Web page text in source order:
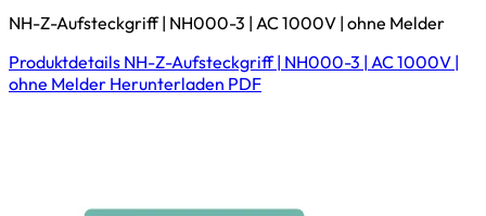
NH-Z-Aufsteckgriff | NH000-3 | AC 1000V | ohne Melder
Produktdetails NH-Z-Aufsteckgriff | NH000-3 | AC 1000V |
ohne Melder Herunterladen PDF